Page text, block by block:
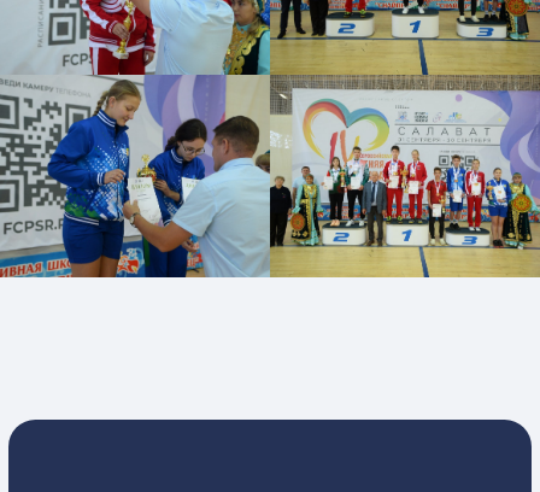
Федеральный центр подготовки
спортивного резерва
Министерства спорта России
©Все права защищены
1998-2025